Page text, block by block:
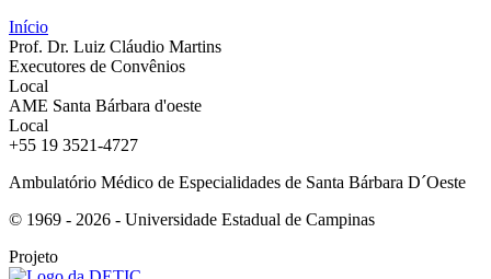
Início
Prof. Dr. Luiz Cláudio Martins
Executores de Convênios
AME Santa Bárbara d'oeste
+55 19 3521-4727
Ambulatório Médico de Especialidades de Santa Bárbara D´Oeste
© 1969 - 2026 - Universidade Estadual de Campinas
Projeto